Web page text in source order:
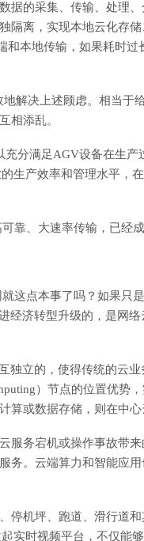
据的采集、传输、处理
离，实现本地云化存储
本地传输，如果耗时
解决上述顾虑。相当于
相添乱。
分满足AGV设备在生
生产效率和管理水平，
靠、大速率传输，已经
这点本事了吗？如果只
经济转型升级的，是网
立的，使得传统的云业
）节点的位置优势
或数据存储，则在中心
服务宕机或操作事故带
务。云端算力和智能应
停机坪、跑道、滑行道
实时视频平台，不仅能